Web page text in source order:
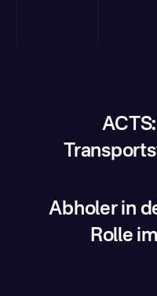
Abholer in
Rolle